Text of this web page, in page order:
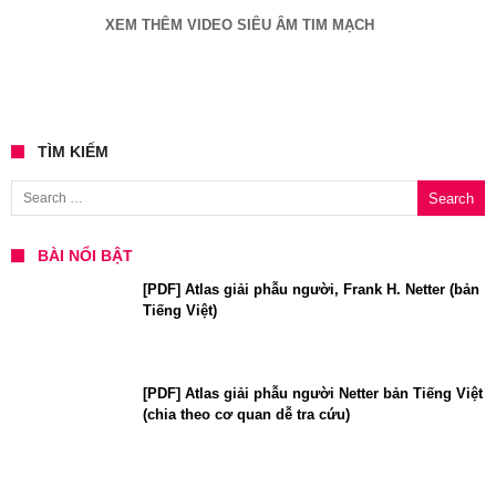
XEM THÊM VIDEO SIÊU ÂM TIM MẠCH
TÌM KIẾM
Search for:
BÀI NỔI BẬT
[PDF] Atlas giải phẫu người, Frank H. Netter (bản
Tiếng Việt)
[PDF] Atlas giải phẫu người Netter bản Tiếng Việt
(chia theo cơ quan dễ tra cứu)